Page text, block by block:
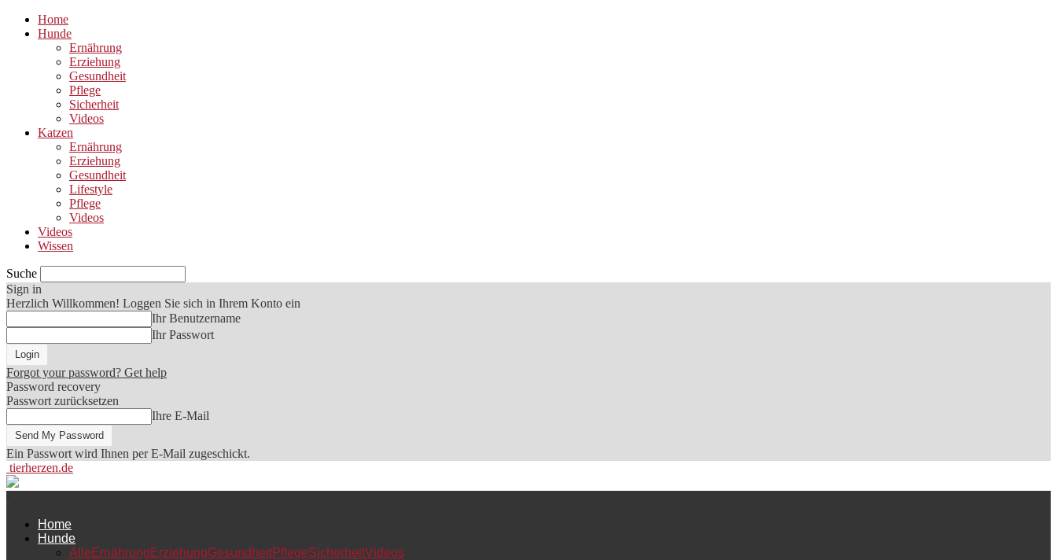
Home
Hunde
Ernährung
Erziehung
Gesundheit
Pflege
Sicherheit
Videos
Katzen
Ernährung
Erziehung
Gesundheit
Lifestyle
Pflege
Videos
Videos
Wissen
Suche
Sign in
Herzlich Willkommen! Loggen Sie sich in Ihrem Konto ein
Ihr Benutzername
Ihr Passwort
Forgot your password? Get help
Password recovery
Passwort zurücksetzen
Ihre E-Mail
Ein Passwort wird Ihnen per E-Mail zugeschickt.
tierherzen.de
Home
Hunde
Alle Ernährung ErziehungGesundheitPflegeSicherheitVideos